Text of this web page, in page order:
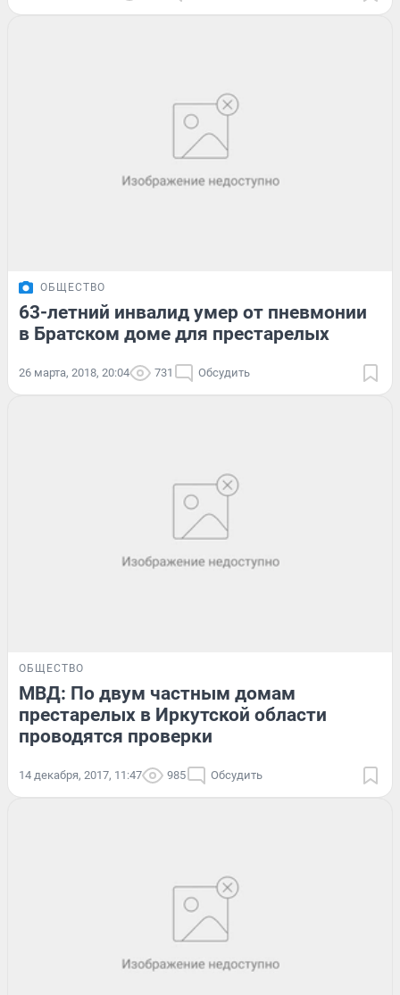
ОБЩЕСТВО
63-летний инвалид умер от пневмонии
в Братском доме для престарелых
26 марта, 2018, 20:04 731 Обсудить
ОБЩЕСТВО
МВД: По двум частным домам
престарелых в Иркутской области
проводятся проверки
14 декабря, 2017, 11:47 985 Обсудить